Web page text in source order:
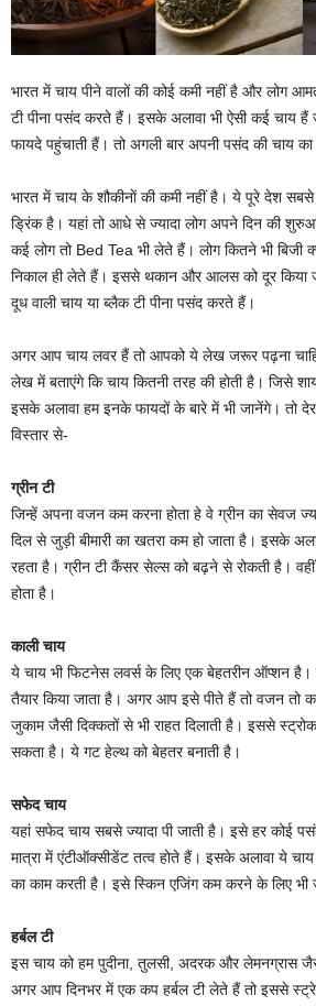
भारत में चाय पीने वालों की कोई कमी नहीं है और लोग
टी पीना पसंद करते हैं। इसके अलावा भी ऐसी कई चाय हैं
फायदे पहुंचाती हैं। तो अगली बार अपनी पसंद की चाय
भारत में चाय के शौकीनाें की कमी नहीं है। ये पूरे देश सबसे
ड्र‍िंक है। यहां तो आधे से ज्‍यादा लोग अपने द‍िन की
कई लोग तो Bed Tea भी लेते हैं। लोग क‍ितने भी ब‍िजी
न‍िकाल ही लेते हैं। इससे थकान और आलस को दूर क‍िया
दूध वाली चाय या ब्‍लैक टी पीना पसंद करते हैं।
अगर आप चाय लवर हैं तो आपको ये लेख जरूर पढ़ना
लेख में बताएंगे क‍ि चाय क‍ितनी तरह की होती है। जिसे
इसके अलावा हम इनके फायदों के बारे में भी जानेंगे। तो
व‍िस्‍तार से-
ग्रीन टी
ज‍िन्‍हें अपना वजन कम करना होता हे वे ग्रीन का सेवज
द‍िल से जुड़ी बीमारी का खतरा कम हो जाता है। इसके
रहता है। ग्रीन टी कैंसर सेल्स को बढ़ने से रोकती है।
होता है।
काली चाय
ये चाय भी फि‍टनेस लवर्स के ल‍िए एक बेहतरीन ऑप्‍शन है।
तैयार किया जाता है। अगर आप इसे पीते हैं तो वजन तो
जुकाम जैसी द‍िक्‍कतों से भी राहत द‍िलाती है। इससे
सकता है। ये गट हेल्थ को बेहतर बनाती है।
सफेद चाय
यहां सफेद चाय सबसे ज्‍यादा पी जाती है। इसे हर कोई
मात्रा में एंटीऑक्सीडेंट तत्व होते हैं। इसके अलावा ये चाय
का काम करती है। इसे स्किन एज‍िंग कम करने के ल‍िए भी
हर्बल टी
इस चाय को हम पुदीना, तुलसी, अदरक और लेमनग्रास
अगर आप द‍िनभर में एक कप हर्बल टी लेते हैं तो इससे